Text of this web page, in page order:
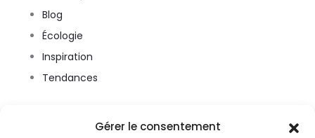
Gérer le consentement
Blog
Écologie
Inspiration
Tendances